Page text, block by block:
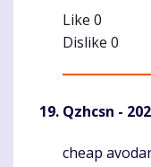
Like 0
Dislike 0
Qzhcsn -
Komentaras
cheap